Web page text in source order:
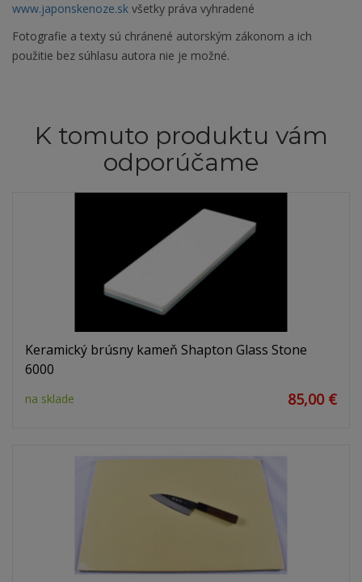
www.japonskenoze.sk všetky práva vyhradené
Fotografie a texty sú chránené autorským zákonom a ich
použitie bez súhlasu autora nie je možné.
K tomuto produktu vám
odporúčame
Keramický brúsny kameň Shapton Glass Stone
6000
na sklade 85,00 €